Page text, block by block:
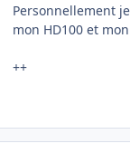
Personnellement
mon HD100 et
++